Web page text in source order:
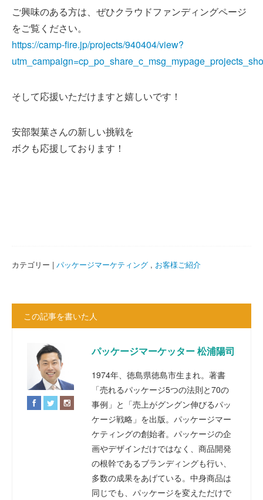
ご興味のある方は、ぜひクラウドファンディングページ
をご覧ください。
https://camp-fire.jp/projects/940404/view?
そして応援いただけますと嬉しいです！
安部製菓さんの新しい挑戦を
ボクも応援しております！
カテゴリー | パッケージマーケティング , お客様ご紹介
この記事を書いた人
パッケージマーケッター 松浦陽司
1974年、徳島県徳島市生まれ。著書
「売れるパッケージ5つの法則と70の
事例」と「売上がグングン伸びるパッ
ケージ戦略」を出版。パッケージマー
ケティングの創始者。パッケージの企
画やデザインだけではなく、商品開発
の根幹であるブランディングも行い、
多数の成果をあげている。中身商品は
同じでも、パッケージを変えただけで